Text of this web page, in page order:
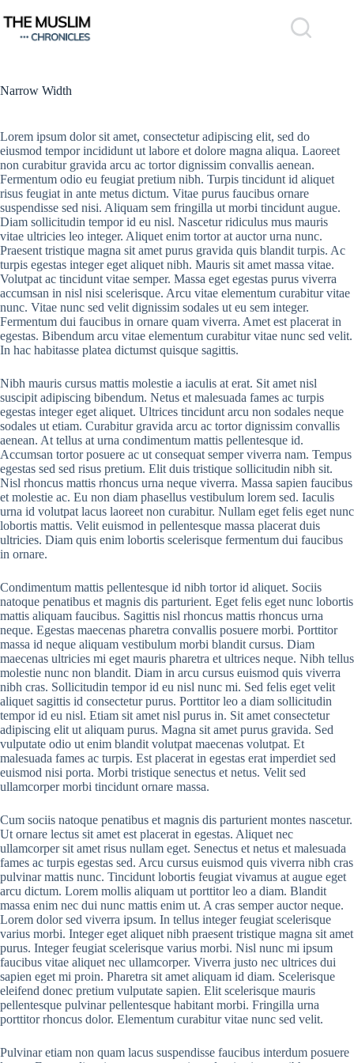
to
content
Narrow Width
Lorem ipsum dolor sit amet, consectetur adipiscing elit, sed do
eiusmod tempor incididunt ut labore et dolore magna aliqua. Laoreet
non curabitur gravida arcu ac tortor dignissim convallis aenean.
Fermentum odio eu feugiat pretium nibh. Turpis tincidunt id aliquet
risus feugiat in ante metus dictum. Vitae purus faucibus ornare
suspendisse sed nisi. Aliquam sem fringilla ut morbi tincidunt augue.
Diam sollicitudin tempor id eu nisl. Nascetur ridiculus mus mauris
vitae ultricies leo integer. Aliquet enim tortor at auctor urna nunc.
Praesent tristique magna sit amet purus gravida quis blandit turpis. Ac
turpis egestas integer eget aliquet nibh. Mauris sit amet massa vitae.
Volutpat ac tincidunt vitae semper. Massa eget egestas purus viverra
accumsan in nisl nisi scelerisque. Arcu vitae elementum curabitur vitae
nunc. Vitae nunc sed velit dignissim sodales ut eu sem integer.
Fermentum dui faucibus in ornare quam viverra. Amet est placerat in
egestas. Bibendum arcu vitae elementum curabitur vitae nunc sed velit.
In hac habitasse platea dictumst quisque sagittis.
Nibh mauris cursus mattis molestie a iaculis at erat. Sit amet nisl
suscipit adipiscing bibendum. Netus et malesuada fames ac turpis
egestas integer eget aliquet. Ultrices tincidunt arcu non sodales neque
sodales ut etiam. Curabitur gravida arcu ac tortor dignissim convallis
aenean. At tellus at urna condimentum mattis pellentesque id.
Accumsan tortor posuere ac ut consequat semper viverra nam. Tempus
egestas sed sed risus pretium. Elit duis tristique sollicitudin nibh sit.
Nisl rhoncus mattis rhoncus urna neque viverra. Massa sapien faucibus
et molestie ac. Eu non diam phasellus vestibulum lorem sed. Iaculis
urna id volutpat lacus laoreet non curabitur. Nullam eget felis eget nunc
lobortis mattis. Velit euismod in pellentesque massa placerat duis
ultricies. Diam quis enim lobortis scelerisque fermentum dui faucibus
in ornare.
Condimentum mattis pellentesque id nibh tortor id aliquet. Sociis
natoque penatibus et magnis dis parturient. Eget felis eget nunc lobortis
mattis aliquam faucibus. Sagittis nisl rhoncus mattis rhoncus urna
neque. Egestas maecenas pharetra convallis posuere morbi. Porttitor
massa id neque aliquam vestibulum morbi blandit cursus. Diam
maecenas ultricies mi eget mauris pharetra et ultrices neque. Nibh tellus
molestie nunc non blandit. Diam in arcu cursus euismod quis viverra
nibh cras. Sollicitudin tempor id eu nisl nunc mi. Sed felis eget velit
aliquet sagittis id consectetur purus. Porttitor leo a diam sollicitudin
tempor id eu nisl. Etiam sit amet nisl purus in. Sit amet consectetur
adipiscing elit ut aliquam purus. Magna sit amet purus gravida. Sed
vulputate odio ut enim blandit volutpat maecenas volutpat. Et
malesuada fames ac turpis. Est placerat in egestas erat imperdiet sed
euismod nisi porta. Morbi tristique senectus et netus. Velit sed
ullamcorper morbi tincidunt ornare massa.
Cum sociis natoque penatibus et magnis dis parturient montes nascetur.
Ut ornare lectus sit amet est placerat in egestas. Aliquet nec
ullamcorper sit amet risus nullam eget. Senectus et netus et malesuada
fames ac turpis egestas sed. Arcu cursus euismod quis viverra nibh cras
pulvinar mattis nunc. Tincidunt lobortis feugiat vivamus at augue eget
arcu dictum. Lorem mollis aliquam ut porttitor leo a diam. Blandit
massa enim nec dui nunc mattis enim ut. A cras semper auctor neque.
Lorem dolor sed viverra ipsum. In tellus integer feugiat scelerisque
varius morbi. Integer eget aliquet nibh praesent tristique magna sit amet
purus. Integer feugiat scelerisque varius morbi. Nisl nunc mi ipsum
faucibus vitae aliquet nec ullamcorper. Viverra justo nec ultrices dui
sapien eget mi proin. Pharetra sit amet aliquam id diam. Scelerisque
eleifend donec pretium vulputate sapien. Elit scelerisque mauris
pellentesque pulvinar pellentesque habitant morbi. Fringilla urna
porttitor rhoncus dolor. Elementum curabitur vitae nunc sed velit.
Pulvinar etiam non quam lacus suspendisse faucibus interdum posuere